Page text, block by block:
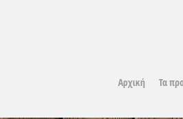
Αρχική Τα